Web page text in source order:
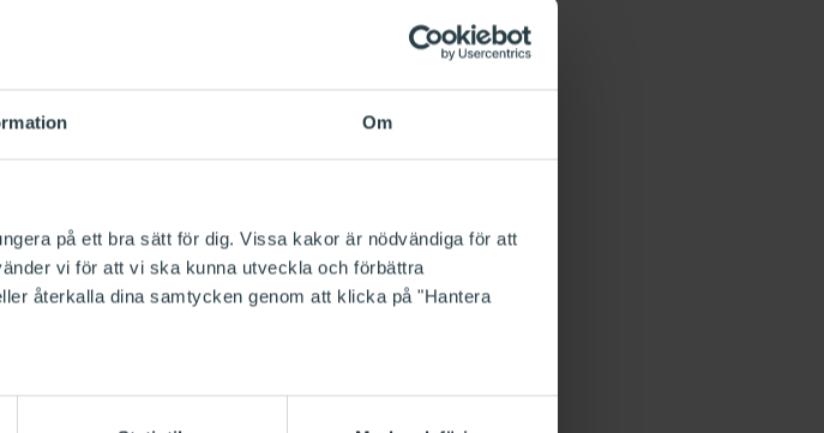
Om
på ett bra sätt för dig. Vissa kakor är nödvändiga för att
vi för att vi ska kunna utveckla och förbättra
återkalla dina samtycken genom att klicka på "Hantera
av
kommer